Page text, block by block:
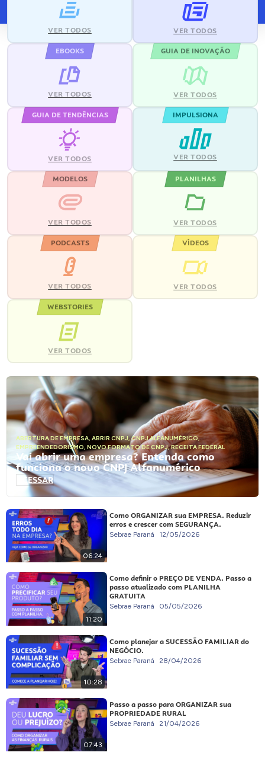
VER TODOS VER TODOS
EBOOKS
VER TODOS
GUIA DE INOVAÇÃO
VER TODOS
GUIA DE TENDÊNCIAS
VER TODOS
IMPULSIONA
VER TODOS
MODELOS
VER TODOS
PLANILHAS
VER TODOS
PODCASTS
VER TODOS
VÍDEOS
VER TODOS
WEBSTORIES
VER TODOS
ABERTURA DE EMPRESA, ABRIR CNPJ,CNPJ ALFANUMÉRICO,
EMPREENDEDORISMO, NOVO FORMATO DE CNPJ,RECEITA FEDERAL
Vai abrir uma empresa? Entenda como
funciona o novo CNPJ Alfanumérico
ACESSAR
06:24
Como ORGANIZAR sua EMPRESA. Reduzir
erros e crescer com SEGURANÇA.
Sebrae Paraná 12/05/2026
11:20
Como definir o PREÇO DE VENDA. Passo a
passo atualizado com PLANILHA
GRATUITA
Sebrae Paraná 05/05/2026
10:28
Como planejar a SUCESSÃO FAMILIAR do
NEGÓCIO.
Sebrae Paraná 28/04/2026
07:43
Passo a passo para ORGANIZAR sua
PROPRIEDADE RURAL
Sebrae Paraná 21/04/2026